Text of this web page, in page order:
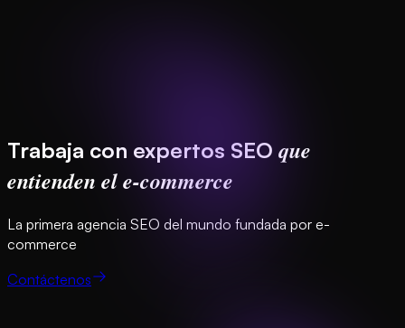
Trabaja con expertos SEO que
entienden el e-commerce
La primera agencia SEO del mundo fundada por e-
commerce
Contáctenos